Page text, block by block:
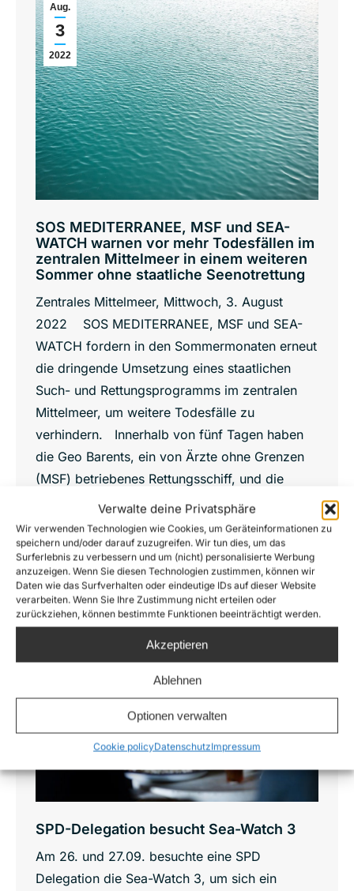
Verwalte deine Privatsphäre
Wir verwenden Technologien wie Cookies, um Geräteinformationen zu
speichern und/oder darauf zuzugreifen. Wir tun dies, um das
Surferlebnis zu verbessern und um (nicht) personalisierte Werbung
anzuzeigen. Wenn Sie diesen Technologien zustimmen, können wir
Daten wie das Surfverhalten oder eindeutige IDs auf dieser Website
verarbeiten. Wenn Sie Ihre Zustimmung nicht erteilen oder
zurückziehen, können bestimmte Funktionen beeinträchtigt werden.
Akzeptieren
Ablehnen
Optionen verwalten
Cookie policyDatenschutzImpressum
Aug.
3
2022
SOS MEDITERRANEE, MSF und SEA-
WATCH warnen vor mehr Todesfällen im
zentralen Mittelmeer in einem weiteren
Sommer ohne staatliche Seenotrettung
Zentrales Mittelmeer, Mittwoch, 3. August
2022 SOS MEDITERRANEE, MSF und SEA-
WATCH fordern in den Sommermonaten erneut
die dringende Umsetzung eines staatlichen
Such- und Rettungsprogramms im zentralen
Mittelmeer, um weitere Todesfälle zu
verhindern. Innerhalb von fünf Tagen haben
die Geo Barents, ein von Ärzte ohne Grenzen
(MSF) betriebenes Rettungsschiff, und die
Ocean Viking, ein von…
Details
Sep.
28
SPD-Delegation besucht Sea-Watch 3
Am 26. und 27.09. besuchte eine SPD
Delegation die Sea-Watch 3, um sich ein